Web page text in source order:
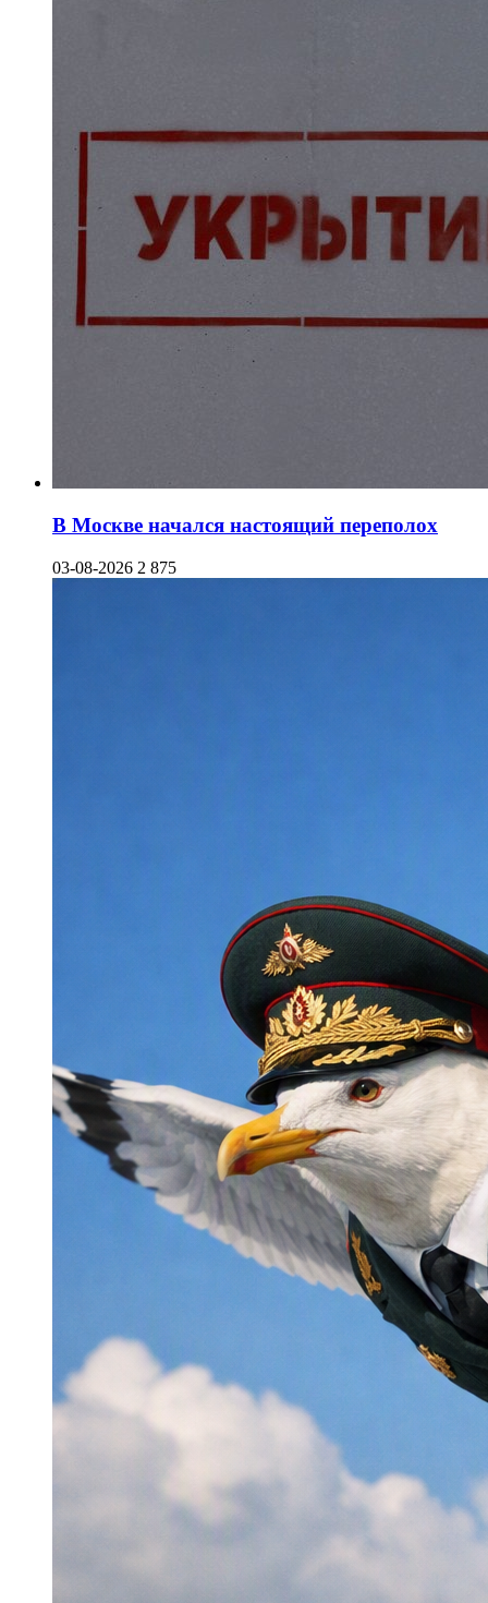
В Москве начался настоящий переполох
03-08-2026 2 875